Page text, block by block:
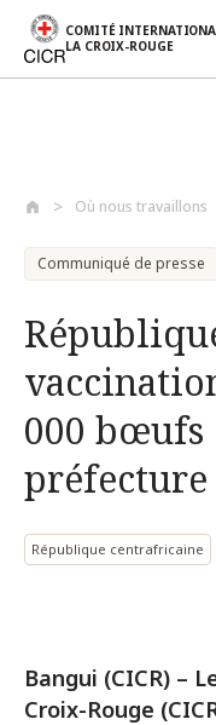
COMITÉ
LA CROIX-ROUGE
Où nous travaillons
Communiqué de presse
000 bœufs
préfecture
République centrafricaine
Bangui (CICR) –
Croix-Rouge